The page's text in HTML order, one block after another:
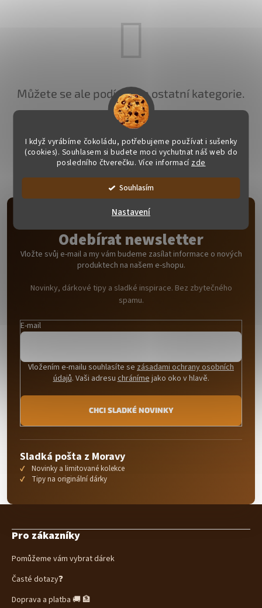
I když vyrábíme čokoládu, potřebujeme používat i sušenky
(cookies). Souhlasem si budete moci vychutnat náš web do
posledního čtverečku. Více informací zde
Souhlasím
Nastavení
Můžete se ale podívat na ostatní kategorie.
Odebírat newsletter
Vložte svůj e-mail a my vám budeme zasílat informace o nových
produktech na našem e-shopu.
Novinky, dárkové tipy a sladké inspirace. Bez zbytečného
spamu.
E-mail
Vložením e-mailu souhlasíte se zásadami ochrany osobních
údajů. Vaši adresu chráníme jako oko v hlavě.
CHCI SLADKÉ NOVINKY
Sladká pošta z Moravy
Novinky a limitované kolekce
Tipy na originální dárky
Pro zákazníky
Pomůžeme vám vybrat dárek
Časté dotazy❓
Doprava a platba 🚚 🏦